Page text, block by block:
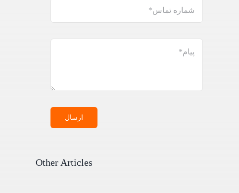
ارسال
Other Articles